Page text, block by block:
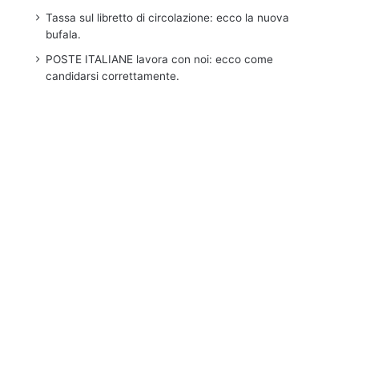
Tassa sul libretto di circolazione: ecco la nuova
bufala.
POSTE ITALIANE lavora con noi: ecco come
candidarsi correttamente.